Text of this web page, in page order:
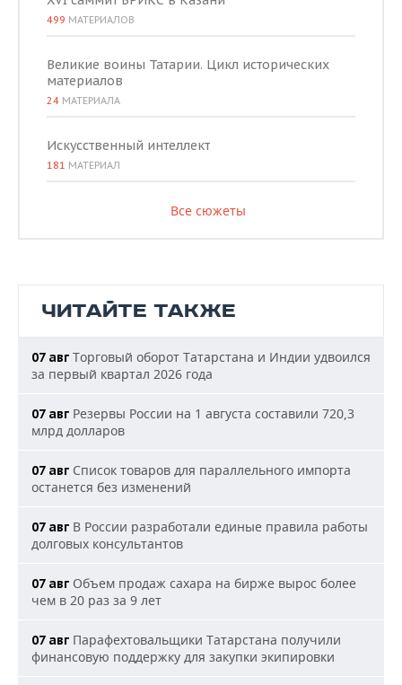
499 МАТЕРИАЛОВ
Великие воины Татарии. Цикл исторических
материалов
24 МАТЕРИАЛА
Искусственный интеллект
181 МАТЕРИАЛ
Все сюжеты
ЧИТАЙТЕ ТАКЖЕ
07 авг Торговый оборот Татарстана и Индии удвоился
за первый квартал 2026 года
07 авг Резервы России на 1 августа составили 720,3
млрд долларов
07 авг Список товаров для параллельного импорта
останется без изменений
07 авг В России разработали единые правила работы
долговых консультантов
07 авг Объем продаж сахара на бирже вырос более
чем в 20 раз за 9 лет
07 авг Парафехтовальщики Татарстана получили
финансовую поддержку для закупки экипировки